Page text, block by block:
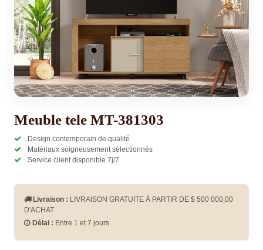
Meuble tele MT-381303
Design contemporain de qualité
Matériaux soigneusement sélectionnés
Service client disponible 7j/7
Livraison : LIVRAISON GRATUITE À PARTIR DE $ 500 000,00
D'ACHAT
Délai : Entre 1 et 7 jours